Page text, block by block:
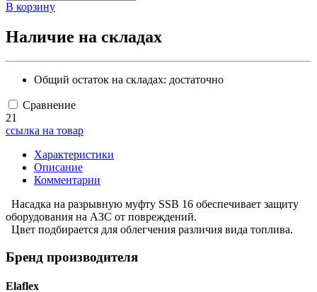
В корзину
Наличие на складах
Общий остаток на складах: достаточно
Сравнение
21
ссылка на товар
Характеристики
Описание
Комментарии
Насадка на разрывную муфту SSB 16 обеспечивает защиту
оборудования на АЗС от повреждений.
Цвет подбирается для облегчения различия вида топлива.
Бренд производителя
Elaflex